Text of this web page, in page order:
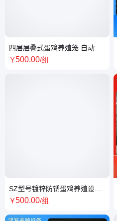
四层层叠式蛋鸡养殖笼 自动清
粪系统多层立体式养鸡设备 可
￥500.00/组
SZ型号镀锌防锈蛋鸡养殖设备
三层大层叠粗笼丝厚料槽
￥500.00/组